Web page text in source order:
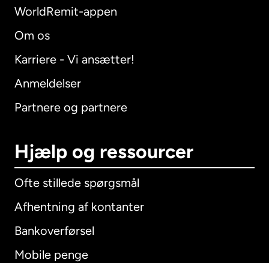
WorldRemit-appen
Om os
Karriere - Vi ansætter!
Anmeldelser
Partnere og partnere
Hjælp og ressourcer
Ofte stillede spørgsmål
Afhentning af kontanter
Bankoverførsel
Mobile penge